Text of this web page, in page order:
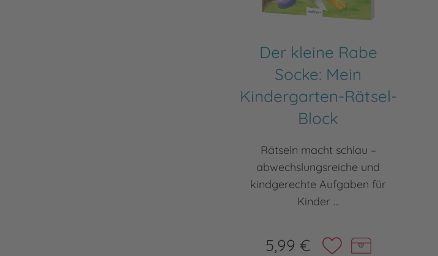
Der kleine Rabe
Socke: Mein
Kindergarten-Rätsel-
Block
Rätseln macht schlau –
abwechslungsreiche und
kindgerechte Aufgaben für
Kinder ...
5,99 €